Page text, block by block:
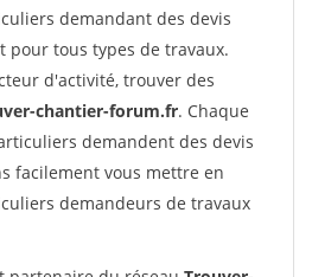
demandant des devis
pour tous types de travaux.
d'activité, trouver des
chantier-forum.fr. Chaque
demandent des devis
facilement vous mettre en
demandeurs de travaux